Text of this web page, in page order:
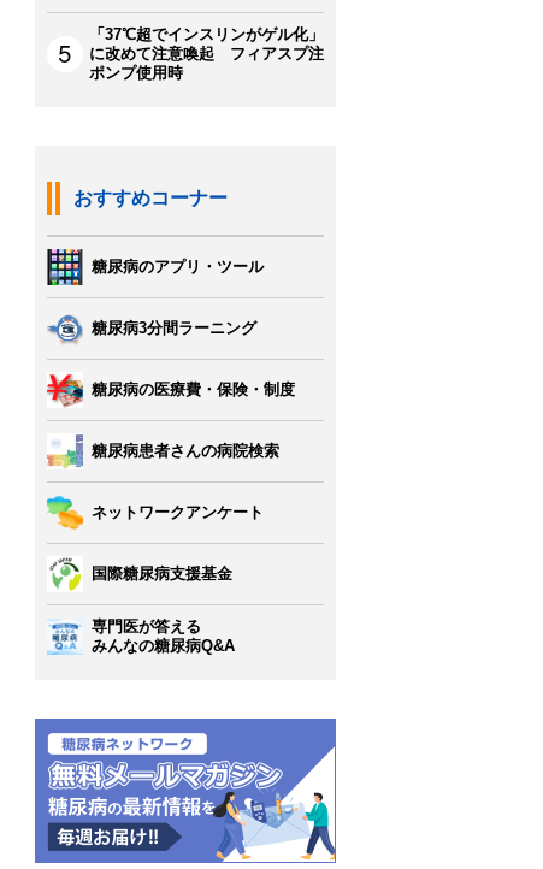
「37℃超でインスリンがゲル化」
に改めて注意喚起 フィアスプ注
ポンプ使用時
おすすめコーナー
糖尿病のアプリ・ツール
糖尿病3分間ラーニング
糖尿病の医療費・保険・制度
糖尿病患者さんの病院検索
ネットワークアンケート
国際糖尿病支援基金
専門医が答える
みんなの糖尿病Q&A